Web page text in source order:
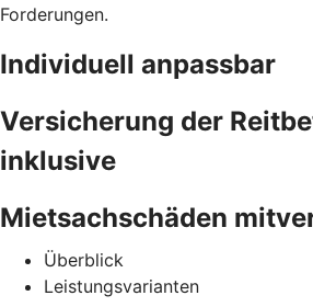
Forderungen.
Individuell anpassbar
Versicherung der
inklusive
Mietsachschäden
Überblick
Leistungsvarianten